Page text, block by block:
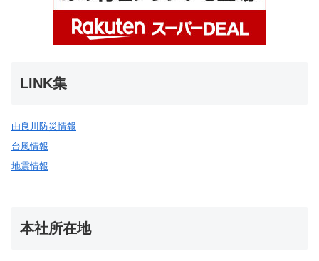
LINK集
由良川防災情報
台風情報
地震情報
本社所在地